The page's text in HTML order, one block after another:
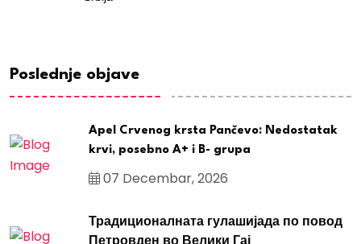
Poslednje objave
Apel Crvenog krsta Pančevo: Nedostatak
krvi, posebno A+ i B- grupa
07 Decembar, 2026
Традиционалната гулашијада по повод